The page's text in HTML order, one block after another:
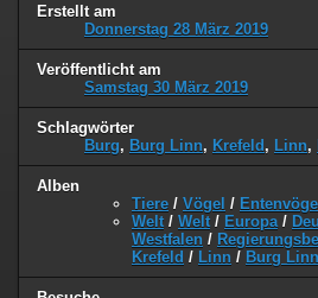
Erstellt am
Donnerstag 28 März 2019
Veröffentlicht am
Samstag 30 März 2019
Schlagwörter
Burg, Burg Linn, Krefeld , Linn,
Alben
Tiere / Vögel /
Welt / Welt / Europa /
Westfalen /
Krefeld / Linn / Burg Linn